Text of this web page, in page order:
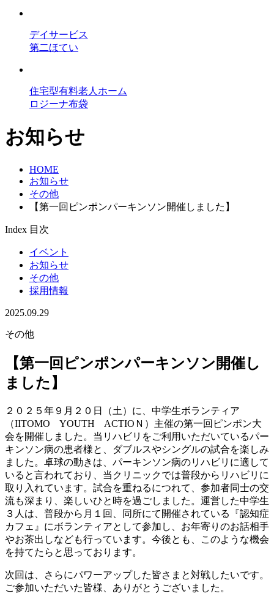
デイサービス
第二ほてい
住宅型有料老人ホーム
ロジーナ布袋
お知らせ
HOME
お知らせ
その他
【第一回ピンポンパーキンソン開催しました】
Index 目次
イベント
お知らせ
その他
採用情報
2025.09.29
その他
【第一回ピンポンパーキンソン開催し
ました】
２０２５年９月２０日（土）に、中学生ボランティア
（IITOMO YOUTH ACTIOＮ）主催の第一回ピンポン大
会を開催しました。当リハビリをご利用いただいているパー
キンソン病の患者様と、ダブルスやシングルの試合を楽しみ
ました。卓球の動きは、パーキンソン病のリハビリに適して
いると言われており、当クリニックでは普段からリハビリに
取り入れています。試合を重ねるにつれて、参加者同士の交
流も深まり、楽しいひと時を過ごしました。運営した中学生
３人は、普段から月１回、同所にて開催されている『認知症
カフェ』にボランティアとして参加し、お年寄りのお話相手
やお茶出しなども行っています。今後とも、このような機会
を持てたらと思っております。
次回は、さらにパワーアップした皆さまと対戦したいです。
ご参加いただいた皆様、ありがとうございました。